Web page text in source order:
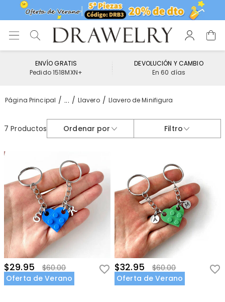
ENVÍO GRATIS
Pedido 1518MXN+
DEVOLUCIÓN Y CAMBIO
En 60 días
Página Principal ... Llavero Llavero de Minifigura
7 Productos Ordenar por Filtro
$29.95
$60.00
Oferta de Verano
$32.95
$60.00
Oferta de Verano